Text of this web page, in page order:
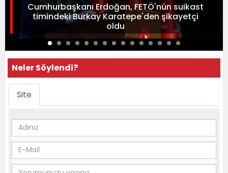
Cumhurbaşkanı Erdoğan, FETÖ'nün suikast
timindeki Burkay Karatepe'den şikayetçi
oldu
Neler Söylendi?
Site